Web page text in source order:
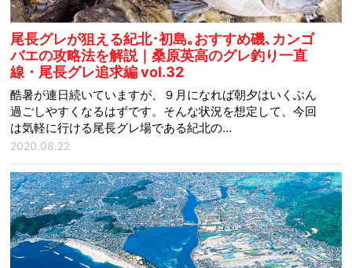
尾長グレが狙える紀北･初島｡おすすめ磯､カンゴ
バエの攻略法を解説｜桑原英高のグレ釣り一直
線・尾長グレ追求編 vol.32
酷暑が連日続いていますが、９月になれば朝夕はいくぶん
過ごしやすくなるはずです。そんな状況を想定して、今回
は気軽に行ける尾長グレ場である紀北の…
2020.08.22